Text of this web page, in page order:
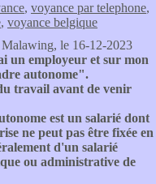
, voyance par telephone,
, voyance belgique
le 16-12-2023
un employeur et sur mon
autonome".
travail avant de venir
est un salarié dont
ne peut pas être fixée en
d'un salarié
ou administrative de